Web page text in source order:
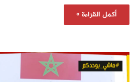
أكمل القراءة »